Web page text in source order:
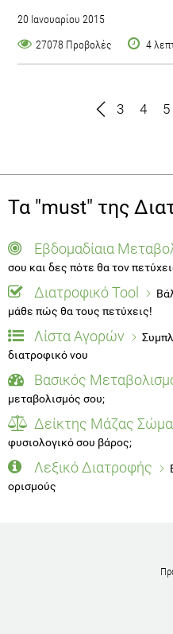
20 Ιανουαρίου 2015
27078 Προβολές
4
3 4 5
Τα "must" της
Εβδομαδίαια
σου και δες πότε θα τον
Διατροφικό Tool
μάθε πώς θα τους πετύχεις!
Λίστα Αγορών
διατροφικό νου
Βασικός
μεταβολισμός σου;
Δείκτης Μάζας
φυσιολογικό σου βάρος;
Λεξικό Διατροφής
ορισμούς